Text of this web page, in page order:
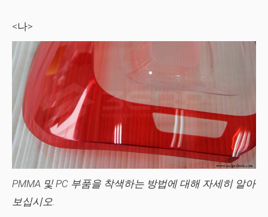
<나>
PMMA 및 PC 부품을 착색하는 방법에 대해 자세히 알아
보십시오.